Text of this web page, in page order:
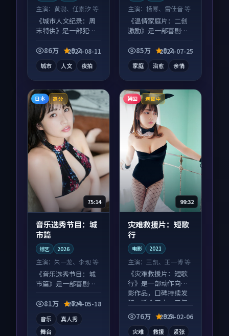
主演： 黄渤、任素汐 等
《城市人文纪录：周
末特供》是一部犯罪
讨论度高，适合配弹
86万 9.2
2024-08-11
城市 人文 夜拍
主演：杨幂、雷佳音 等
《温情家庭片：二创
激励》是一部喜剧向
在线，配乐与镜头配
85万 8.2
2024-07-25
家庭 治愈 亲情
日本 高分
75:14
音乐选秀节目：城
市篇
综艺 2026
主演： 朱一龙、李现 等
《音乐选秀节目：城
市篇》是一部喜剧向
并行，细节值得二刷
81万 7.4
2024-05-18
音乐
真人秀
舞台
韩国 连载中
99:32
灾难救援片：短歌
行
电影 2021
主演： 王凯、王一博 等
《灾难救援片：短歌
行》是一部动作向电
影作品，口碑持续发
酵，适合周末一口气
刷完。
76万 9.5
2024-02-06
灾难 救援 紧张